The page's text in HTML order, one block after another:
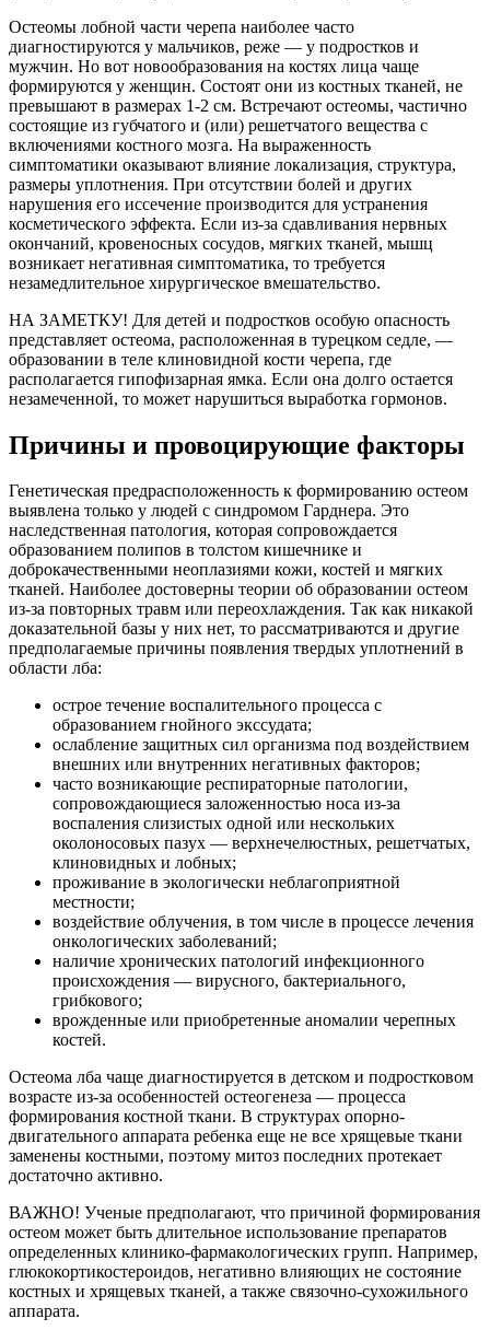
Остеомы лобной части черепа наиболее часто
диагностируются у мальчиков, реже — у подростков и
мужчин. Но вот новообразования на костях лица чаще
формируются у женщин. Состоят они из костных тканей, не
превышают в размерах 1-2 см. Встречают остеомы, частично
состоящие из губчатого и (или) решетчатого вещества с
включениями костного мозга. На выраженность
симптоматики оказывают влияние локализация, структура,
размеры уплотнения. При отсутствии болей и других
нарушения его иссечение производится для устранения
косметического эффекта. Если из-за сдавливания нервных
окончаний, кровеносных сосудов, мягких тканей, мышц
возникает негативная симптоматика, то требуется
незамедлительное хирургическое вмешательство.
НА ЗАМЕТКУ! Для детей и подростков особую опасность
представляет остеома, расположенная в турецком седле, —
образовании в теле клиновидной кости черепа, где
располагается гипофизарная ямка. Если она долго остается
незамеченной, то может нарушиться выработка гормонов.
Причины и провоцирующие факторы
Генетическая предрасположенность к формированию остеом
выявлена только у людей с синдромом Гарднера. Это
наследственная патология, которая сопровождается
образованием полипов в толстом кишечнике и
доброкачественными неоплазиями кожи, костей и мягких
тканей. Наиболее достоверны теории об образовании остеом
из-за повторных травм или переохлаждения. Так как никакой
доказательной базы у них нет, то рассматриваются и другие
предполагаемые причины появления твердых уплотнений в
области лба:
острое течение воспалительного процесса с
образованием гнойного экссудата;
ослабление защитных сил организма под воздействием
внешних или внутренних негативных факторов;
часто возникающие респираторные патологии,
сопровождающиеся заложенностью носа из-за
воспаления слизистых одной или нескольких
околоносовых пазух — верхнечелюстных, решетчатых,
клиновидных и лобных;
проживание в экологически неблагоприятной
местности;
воздействие облучения, в том числе в процессе лечения
онкологических заболеваний;
наличие хронических патологий инфекционного
происхождения — вирусного, бактериального,
грибкового;
врожденные или приобретенные аномалии черепных
костей.
Остеома лба чаще диагностируется в детском и подростковом
возрасте из-за особенностей остеогенеза — процесса
формирования костной ткани. В структурах опорно-
двигательного аппарата ребенка еще не все хрящевые ткани
заменены костными, поэтому митоз последних протекает
достаточно активно.
ВАЖНО! Ученые предполагают, что причиной формирования
остеом может быть длительное использование препаратов
определенных клинико-фармакологических групп. Например,
глюкокортикостероидов, негативно влияющих не состояние
костных и хрящевых тканей, а также связочно-сухожильного
аппарата.